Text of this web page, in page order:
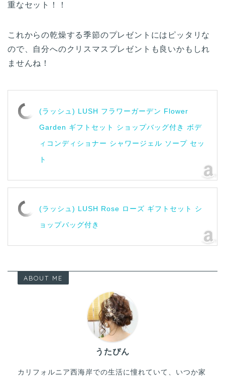
重なセット！！
これからの乾燥する季節のプレゼントにはピッタリな
ので、自分へのクリスマスプレゼントも良いかもしれ
ませんね！
(ラッシュ) LUSH フラワーガーデン Flower
Garden ギフトセット ショップバッグ付き ボデ
ィコンディショナー シャワージェル ソープ セッ
ト
(ラッシュ) LUSH Rose ローズ ギフトセット シ
ョップバッグ付き
ABOUT ME
うたぴん
カリフォルニア西海岸での生活に憧れていて、いつか家